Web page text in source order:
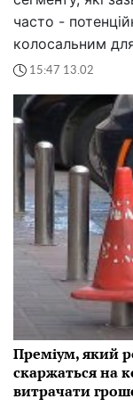
часто -
колосальним
15:47 13.02
Преміум, який
скаржаться на
витрачати